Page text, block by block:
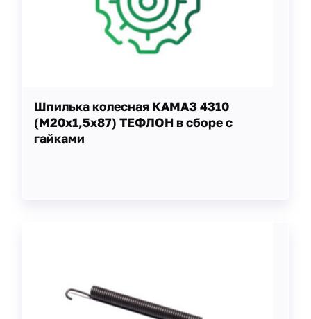
Шпилька колесная КАМАЗ 4310
(М20х1,5х87) ТЕФЛОН в сборе с
гайками